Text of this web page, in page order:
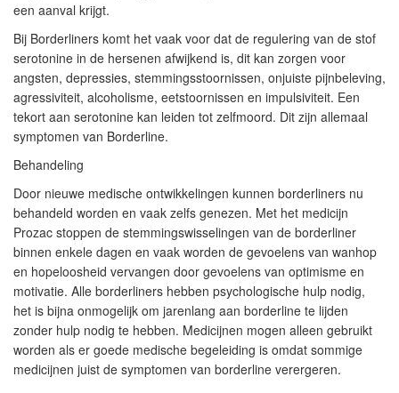
een aanval krijgt.
Bij Borderliners komt het vaak voor dat de regulering van de stof
serotonine in de hersenen afwijkend is, dit kan zorgen voor
angsten, depressies, stemmingsstoornissen, onjuiste pijnbeleving,
agressiviteit, alcoholisme, eetstoornissen en impulsiviteit. Een
tekort aan serotonine kan leiden tot zelfmoord. Dit zijn allemaal
symptomen van Borderline.
Behandeling
Door nieuwe medische ontwikkelingen kunnen borderliners nu
behandeld worden en vaak zelfs genezen. Met het medicijn
Prozac stoppen de stemmingswisselingen van de borderliner
binnen enkele dagen en vaak worden de gevoelens van wanhop
en hopeloosheid vervangen door gevoelens van optimisme en
motivatie. Alle borderliners hebben psychologische hulp nodig,
het is bijna onmogelijk om jarenlang aan borderline te lijden
zonder hulp nodig te hebben. Medicijnen mogen alleen gebruikt
worden als er goede medische begeleiding is omdat sommige
medicijnen juist de symptomen van borderline verergeren.